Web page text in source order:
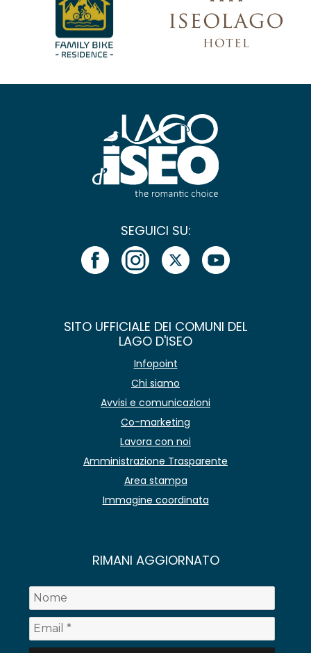
SEGUICI SU:
SITO UFFICIALE DEI COMUNI DEL
LAGO D'ISEO
Infopoint
Chi siamo
Avvisi e comunicazioni
Co-marketing
Lavora con noi
Amministrazione Trasparente
Area stampa
Immagine coordinata
RIMANI AGGIORNATO